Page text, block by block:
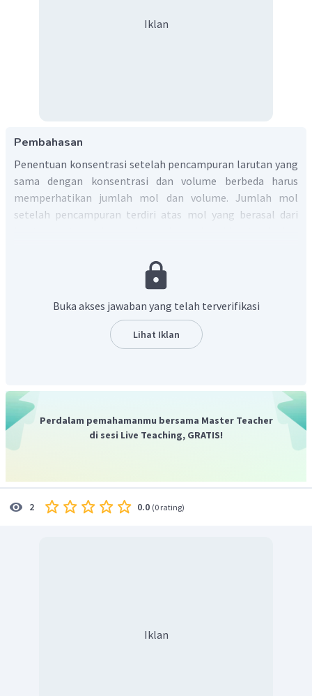
Iklan
Pembahasan
Penentuan konsentrasi setelah pencampuran larutan yang
sama dengan konsentrasi dan volume berbeda harus
memperhatikan jumlah mol dan volume. Jumlah mol
setelah pencampuran terdiri atas mol yang berasal dari
merupakan penjumlahan dari volume kedua yang
pencampuran kedua larutan sebagai berikut.
Jadi, konsentrasi larutan natrium hidroksida setelah
dicampurkan adalah 0,83 M.
Buka akses jawaban yang telah terverifikasi
Lihat Iklan
Perdalam pemahamanmu bersama Master Teacher
di sesi Live Teaching, GRATIS!
2 0.0 (0 rating)
Iklan